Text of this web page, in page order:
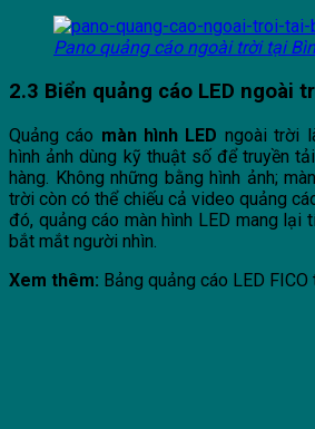
Pano quảng cáo ngoài trời tại
2.3 Biển quảng cáo LED ngoài
Quảng cáo màn hình LED ngoài trời
hình ảnh dùng kỹ thuật số để truyền
hàng. Không những bằng hình ảnh;
trời còn có thể chiếu cả video quảng
đó, quảng cáo màn hình LED mang lại
bắt mắt người nhìn.
Xem thêm: Bảng quảng cáo LED